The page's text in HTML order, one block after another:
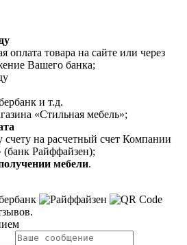
оплата товара на сайте или через
Вашего банка;
и т.д.
«Стильная мебель»;
на расчетный счет Компании
Райффайзен);
мебели.